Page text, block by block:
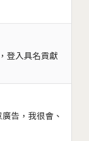
登入具名貢獻
告，我很會、